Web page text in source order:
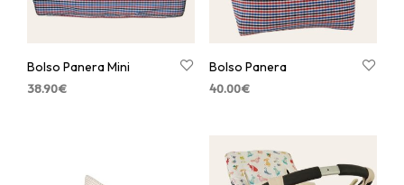
Bolso Panera Mini
38.90€
Bolso Panera
40.00€